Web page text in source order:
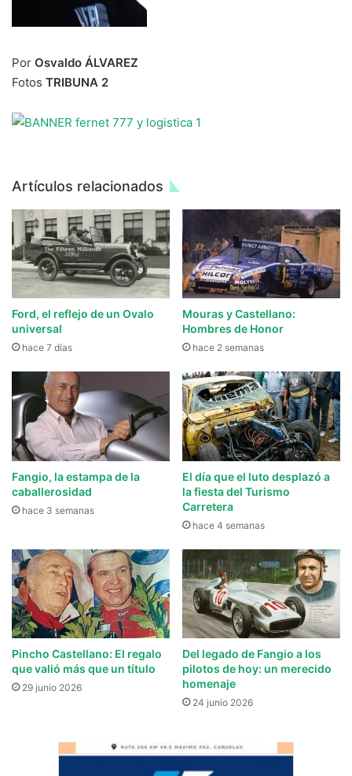
Por Osvaldo ÁLVAREZ
Fotos TRIBUNA 2
Artículos relacionados
Ford, el reflejo de un Ovalo
universal
hace 7 días
Mouras y Castellano:
Hombres de Honor
hace 2 semanas
Fangio, la estampa de la
caballerosidad
hace 3 semanas
El día que el luto desplazó a
la fiesta del Turismo
Carretera
hace 4 semanas
Pincho Castellano: El regalo
que valió más que un título
29 junio 2026
Del legado de Fangio a los
pilotos de hoy: un merecido
homenaje
24 junio 2026